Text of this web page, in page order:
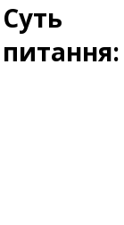
Суть
питання: